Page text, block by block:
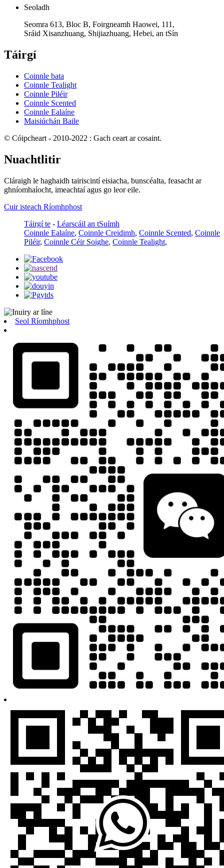
Seoladh
Seomra 613, Bloc B, Foirgneamh Haowei, 111,
Sráid Xisanzhuang, Shijiazhuang, Hebei, an tSín
Táirgí
Coinnle bata
Coinnle Tealight
Coinnle Piléir
Coinnle Scented
Coinnle Ealaíne
Maisiúchán Baile
© Cóipcheart - 2010-2022 : Gach ceart ar cosaint.
Nuachtlitir
Cláraigh le haghaidh tairiscintí eisiacha, bunscéalta, feasacht ar
ghníomhaíocht, imeachtaí agus go leor eile.
Cuir isteach Ríomhphost
Táirgí te - Léarscáil an tSuímh
Coinnle Ealaíne, Coinnle Creidimh, Coinnle Scented, Coinnle
Piléir, Coinnle Céir Soighe, Coinnle Tealight,
Seol Ríomhphost